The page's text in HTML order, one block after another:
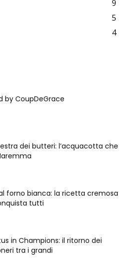
9
5
4
by CoupDeGrace
dei butteri: l’acquacotta che
forno bianca: la ricetta cremosa
tutti
in Champions: il ritorno dei
tra i grandi